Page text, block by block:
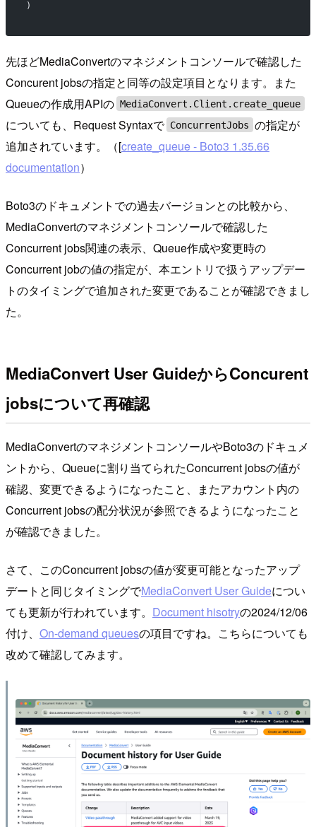
)
先ほどMediaConvertのマネジメントコンソールで確認した
Concurent jobsの指定と同等の設定項目となります。また
Queueの作成用APIの MediaConvert.Client.create_queue
についても、Request Syntaxで ConcurrentJobs の指定が
追加されています。（[create_queue - Boto3 1.35.66
documentation）
Boto3のドキュメントでの過去バージョンとの比較から、
MediaConvertのマネジメントコンソールで確認した
Concurrent jobs関連の表示、Queue作成や変更時の
Concurrent jobの値の指定が、本エントリで扱うアップデー
トのタイミングで追加された変更であることが確認できまし
た。
MediaConvert User GuideからConcurent
jobsについて再確認
MediaConvertのマネジメントコンソールやBoto3のドキュメ
ントから、Queueに割り当てられたConcurrent jobsの値が
確認、変更できるようになったこと、またアカウント内の
Concurrent jobsの配分状況が参照できるようになったこと
が確認できました。
さて、このConcurrent jobsの値が変更可能となったアップ
デートと同じタイミングでMediaConvert User Guideについ
ても更新が行われています。 Document hisotryの2024/12/06
付け、 On-demand queuesの項目ですね。こちらについても
改めて確認してみます。